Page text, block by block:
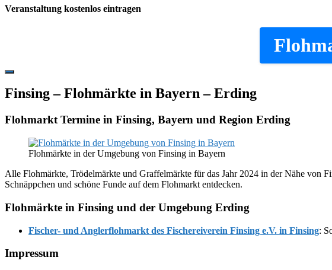
Content
Veranstaltung kostenlos eintragen
Hide
Content
Finsing – Flohmärkte in Bayern – Erding
Flohmarkt Termine in Finsing, Bayern und Region Erding
Flohmärkte in der Umgebung von Finsing in Bayern
Alle Flohmärkte, Trödelmärkte und Graffelmärkte für das Jahr 2024 in der Nähe von
Schnäppchen und schöne Funde auf dem Flohmarkt entdecken.
Flohmärkte in Finsing und der Umgebung Erding
Fischer- und Anglerflohmarkt des Fischereiverein Finsing e.V. in Finsing:
Footer
Impressum